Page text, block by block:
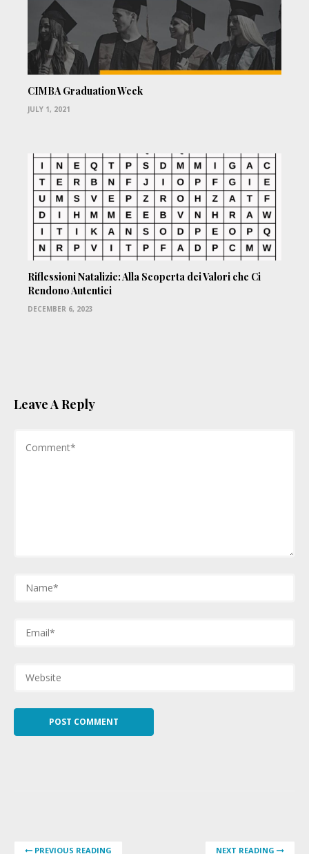
CIMBA Graduation Week
JULY 1, 2021
Riflessioni Natalizie: Alla Scoperta dei Valori che Ci
Rendono Autentici
DECEMBER 6, 2023
Leave A Reply
PREVIOUS READING NEXT READING